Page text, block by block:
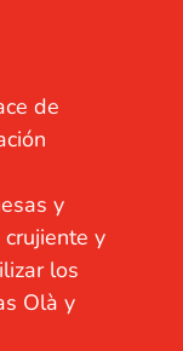
de
y
y
los
Olà y